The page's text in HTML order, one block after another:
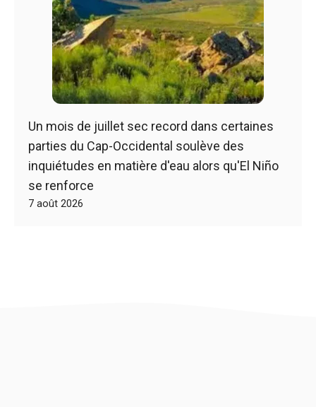
Un mois de juillet sec record dans certaines
parties du Cap-Occidental soulève des
inquiétudes en matière d'eau alors qu'El Niño
se renforce
7 août 2026